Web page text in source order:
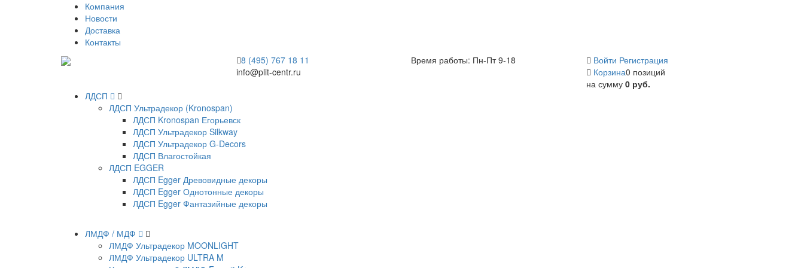
Компания
Новости
Доставка
Контакты
8 (495) 767 18 11
info@plit-centr.ru
Время работы: Пн-Пт 9-18 Войти Регистрация
Корзина0 позиций
на сумму 0 руб.
ЛДСП
ЛДСП Ультрадекор (Kronospan)
ЛДСП Kronospan Егорьевск
ЛДСП Ультрадекор Silkway
ЛДСП Ультрадекор G-Decors
ЛДСП Влагостойкая
ЛДСП EGGER
ЛДСП Egger Древовидные декоры
ЛДСП Egger Однотонные декоры
ЛДСП Egger Фантазийные декоры
ЛМДФ / МДФ
ЛМДФ Ультрадекор MOONLIGHT
ЛМДФ Ультрадекор ULTRA M